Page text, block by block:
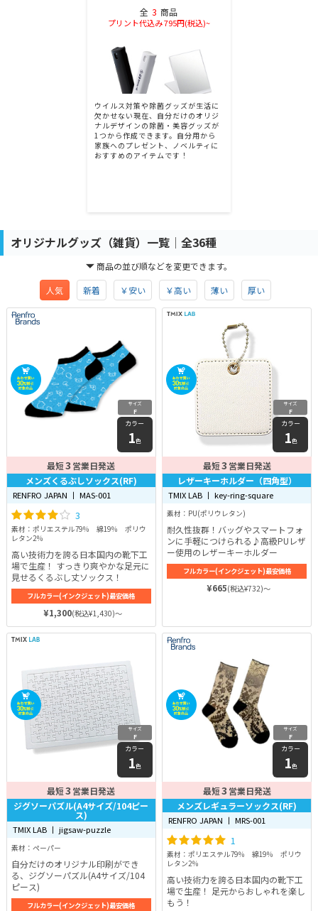
全 3 商品
プリント代込み 795円(税込)~
ウイルス対策や除菌グッズが生活に
欠かせない現在、自分だけのオリジ
ナルデザインの除菌・美容グッズが
1つから作成できます。自分用から
家族へのプレゼント、ノベルティに
おすすめのアイテムです！
オリジナルグッズ（雑貨）一覧│全36種
商品の並び順などを変更できます。
人気
新着 ￥安い ￥高い 薄い 厚い
サイズ
F
カラー
1色
最短3 営業日発送
メンズくるぶしソックス(RF)
RENFRO JAPAN 丨 MAS-001
3
素材：ポリエステル79％ 綿19％ ポリウ
レタン2％
高い技術力を誇る日本国内の靴下工
場で生産！ すっきり爽やかな足元に
見せるくるぶし丈ソックス！
フルカラー(インクジェット)最安価格
¥1,300(税込¥1,430)～
サイズ
F
カラー
1色
最短3 営業日発送
レザーキーホルダー（四角型）
TMIX LAB 丨 key-ring-square
素材：PU(ポリウレタン)
耐久性抜群！バッグやスマートフォ
ンに手軽につけられる♪高級PUレザ
ー使用のレザーキーホルダー
フルカラー(インクジェット)最安価格
¥665(税込¥732)～
サイズ
F
カラー
1色
最短3 営業日発送
ジグソーパズル(A4サイズ/104ピー
ス)
TMIX LAB 丨 jigsaw-puzzle
素材：ペーパー
自分だけのオリジナル印刷ができ
る、ジグソーパズル(A4サイズ/104
ピース)
フルカラー(インクジェット)最安価格
サイズ
F
カラー
1色
最短3 営業日発送
メンズレギュラーソックス(RF)
RENFRO JAPAN 丨 MRS-001
1
素材：ポリエステル79％ 綿19％ ポリウ
レタン2％
高い技術力を誇る日本国内の靴下工
場で生産！ 足元からおしゃれを楽し
もう！